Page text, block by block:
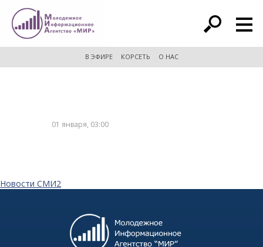
расширенный поиск
В ЭФИРЕ КОРСЕТЬ О НАС
01 января, 03:00
Новости СМИ2